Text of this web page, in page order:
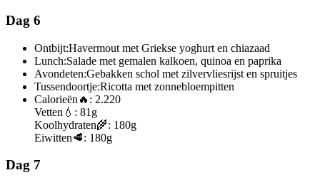
Dag 6
Ontbijt:Havermout met Griekse yoghurt en chiazaad
Lunch:Salade met gemalen kalkoen, quinoa en paprika
Avondeten:Gebakken schol met zilvervliesrijst en spruitjes
Tussendoortje:Ricotta met zonnebloempitten
Calorieën 🔥: 2.220
Vetten 💧: 81g
Koolhydraten🌾: 180g
Eiwitten🥩: 180g
Dag 7